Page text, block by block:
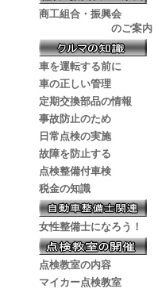
商工組合・振興会
のご案内
車を運転する前に
車の正しい管理
定期交換部品の情報
事故防止のため
日常点検の実施
故障を防止する
点検整備付車検
税金の知識
女性整備士になろう！
点検教室の内容
マイカー点検教室